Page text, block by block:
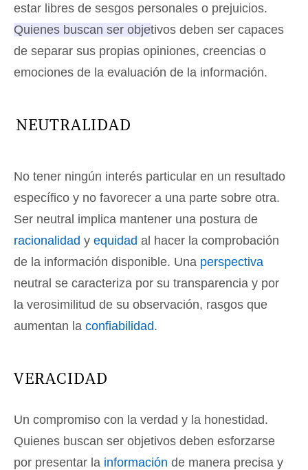
estar libres de sesgos personales o prejuicios.
Quienes buscan ser objetivos deben ser capaces
de separar sus propias opiniones, creencias o
emociones de la evaluación de la información.
NEUTRALIDAD
No tener ningún interés particular en un resultado
específico y no favorecer a una parte sobre otra.
Ser neutral implica mantener una postura de
racionalidad y equidad al hacer la comprobación
de la información disponible. Una perspectiva
neutral se caracteriza por su transparencia y por
la verosimilitud de su observación, rasgos que
aumentan la confiabilidad.
VERACIDAD
Un compromiso con la verdad y la honestidad.
Quienes buscan ser objetivos deben esforzarse
por presentar la información de manera precisa y